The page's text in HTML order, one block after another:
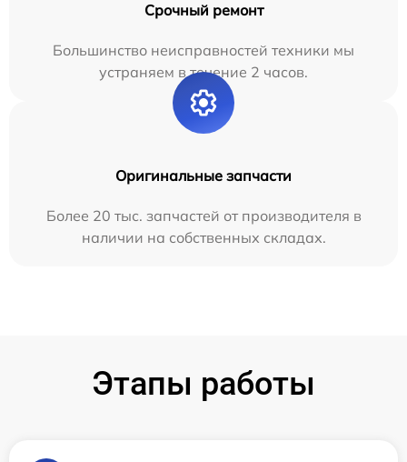
Срочный ремонт
Большинство неисправностей техники мы
устраняем в течение 2 часов.
Оригинальные запчасти
Более 20 тыс. запчастей от производителя в
наличии на собственных складах.
Этапы работы